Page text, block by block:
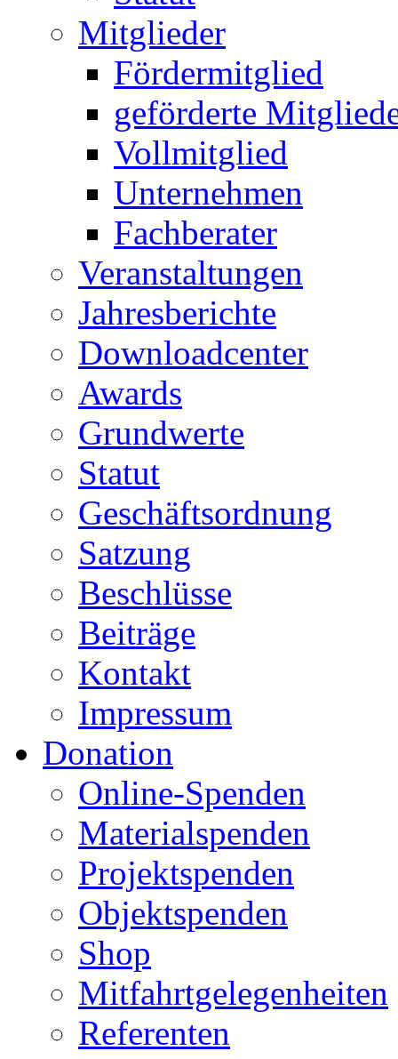
Mitglieder
Fördermitglied
geförderte
Vollmitglied
Unternehmen
Fachberater
Veranstaltungen
Jahresberichte
Downloadcenter
Awards
Grundwerte
Statut
Geschäftsordnung
Satzung
Beschlüsse
Beiträge
Kontakt
Impressum
Donation
Online-Spenden
Materialspenden
Projektspenden
Objektspenden
Shop
Mitfahrtgelegenheiten
Referenten